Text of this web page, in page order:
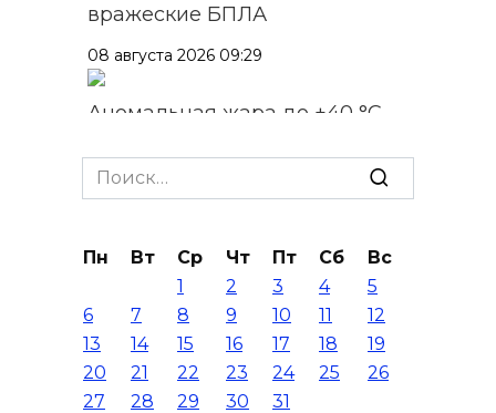
вражеские БПЛА
08 августа 2026 09:29
Аномальная жара до +40 °C
августа
Ночью дежурными силами
ПВО перехвачены и
уничтожены 397 украинских
беспилотников
08 августа 2026 09:19
Search
for:
Пн Вт Ср Чт Пт Сб
Вс
1
2 3 4
5
6
7 8 9 10 11
12
13
14 15 16 17 18
19
20
21 22 23 24 25
26
27
28 29 30 31